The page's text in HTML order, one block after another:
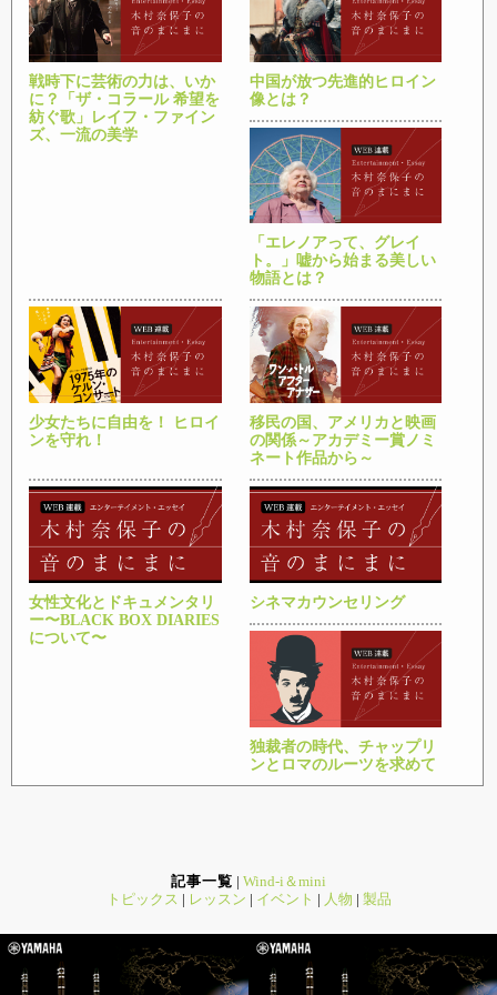
戦時下に芸術の力は、いか
に？「ザ・コラール 希望を
紡ぐ歌」レイフ・ファイン
ズ、一流の美学
中国が放つ先進的ヒロイン
像とは？
「エレノアって、グレイ
ト。」嘘から始まる美しい
物語とは？
少女たちに自由を！ ヒロイ
ンを守れ！
移民の国、アメリカと映画
の関係～アカデミー賞ノミ
ネート作品から～
女性文化とドキュメンタリ
ー〜BLACK BOX DIARIES
について〜
シネマカウンセリング
独裁者の時代、チャップリ
ンとロマのルーツを求めて
記事一覧 | Wind-i＆mini
トピックス | レッスン | イベント | 人物 | 製品